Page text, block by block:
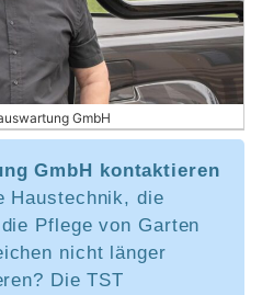
GmbH
GmbH kontaktieren
Haustechnik, die
Pflege von Garten
nicht länger
Die TST